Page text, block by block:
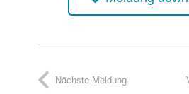
Nächste Meldung